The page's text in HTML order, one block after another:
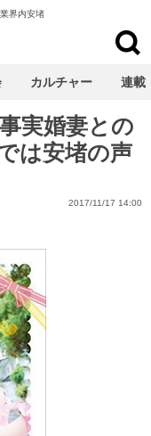
界内安堵
実婚妻との
は安堵の声
2017/11/17 14:00
カルチャー 連載